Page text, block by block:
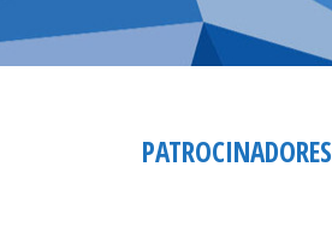
PATROCINADORES